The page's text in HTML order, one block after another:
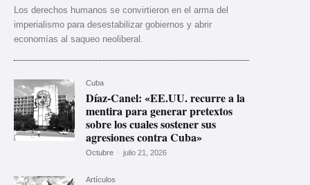
Los derechos humanos se convirtieron en el arma del
imperialismo para desestabilizar gobiernos y abrir
economías al saqueo neoliberal.
Cuba
Díaz-Canel: «EE.UU. recurre a la
mentira para generar pretextos
sobre los cuales sostener sus
agresiones contra Cuba»
Octubre - julio 21, 2026
Artículos